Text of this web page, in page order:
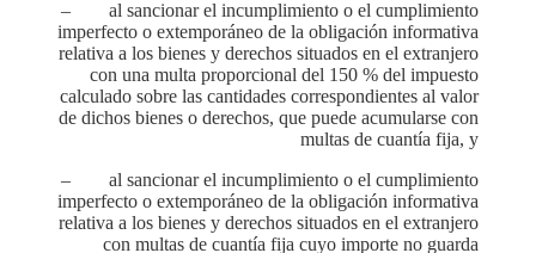
– al sancionar el incumplimiento o el cumplimiento
imperfecto o extemporáneo de la obligación informativa
relativa a los bienes y derechos situados en el extranjero
con una multa proporcional del 150 % del impuesto
calculado sobre las cantidades correspondientes al valor
de dichos bienes o derechos, que puede acumularse con
multas de cuantía fija, y
– al sancionar el incumplimiento o el cumplimiento
imperfecto o extemporáneo de la obligación informativa
relativa a los bienes y derechos situados en el extranjero
con multas de cuantía fija cuyo importe no guarda